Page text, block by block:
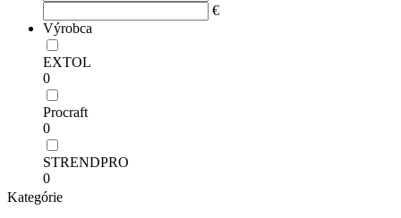
€
Výrobca
EXTOL
0
Procraft
0
STRENDPRO
0
Kategórie